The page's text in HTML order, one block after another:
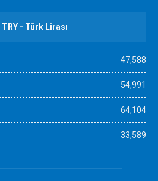
TRY - Türk Lirası
47,588
54,991
64,104
33,589